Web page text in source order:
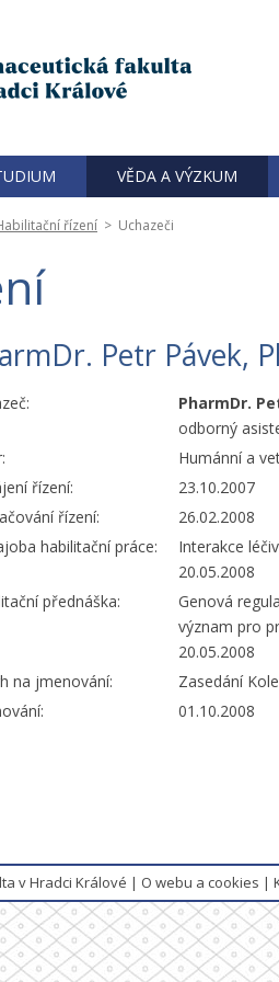
VĚDA A VÝZKUM
řízení > Uchazeči
Petr Pávek,
PharmDr.
odborný
Humánní a
řízení:
23.10.2007
řízení:
26.02.2008
habilitační práce:
Interakce
20.05.2008
přednáška:
Genová
význam pro
20.05.2008
na jmenování:
Zasedání
01.10.2008
v Hradci Králové | O webu a cookies |